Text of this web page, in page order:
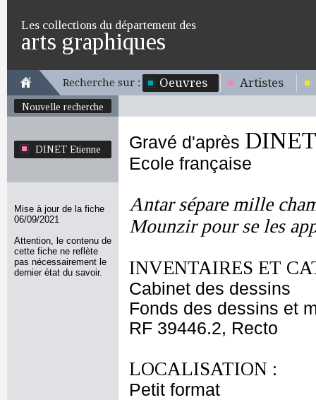
Les collections du département des
arts graphiques
Recherche sur : Oeuvres Artistes
Nouvelle recherche
DINET Etienne
Mise à jour de la fiche
06/09/2021
Attention, le contenu de
cette fiche ne reflète
pas nécessairement le
dernier état du savoir.
Gravé d'après
Ecole française
Antar sépare mille
Mounzir pour se les
INVENTAIRES ET
Cabinet des dessins
Fonds des dessins et
RF 39446.2, Recto
LOCALISATION :
Petit format